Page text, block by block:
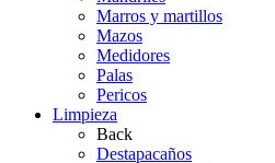
Marros y martillos
Mazos
Medidores
Palas
Pericos
Limpieza
Back
Destapacaños